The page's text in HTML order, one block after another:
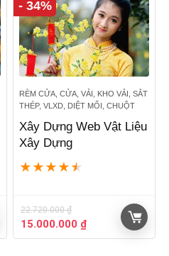
- 34%
RÈM CỬA, CỬA, VẢI, KHO VẢI, SẮT
THÉP, VLXD, DIỆT MỐI, CHUỘT
Xây Dựng Web Vật Liệu
Xây Dựng
★ ★ ★ ★ ★
22.720.000₫
Giá
gốc
15.000.000 ₫Giá
hiện